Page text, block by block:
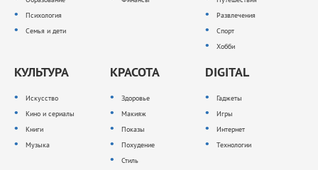
Психология
Семья и дети
Развлечения
Спорт
Хобби
КУЛЬТУРА
Искусство
Кино и сериалы
Книги
Музыка
КРАСОТА
Здоровье
Макияж
Показы
Похудение
Стиль
DIGITAL
Гаджеты
Игры
Интернет
Технологии